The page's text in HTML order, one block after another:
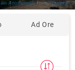
AnonymousfromPixabay
Ad Ore